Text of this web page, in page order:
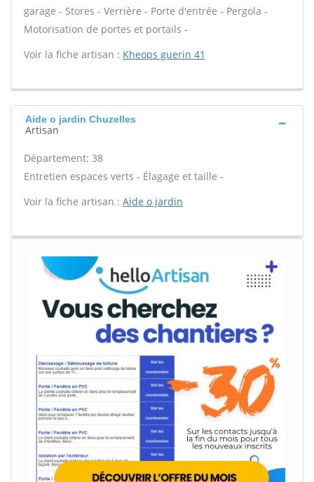
garage - Stores - Verrière - Porte d'entrée - Pergola -
Motorisation de portes et portails -
Voir la fiche artisan : Kheops guerin 41
Aide o jardin Chuzelles
Artisan
Département: 38
Entretien espaces verts - Élagage et taille -
Voir la fiche artisan : Aide o jardin